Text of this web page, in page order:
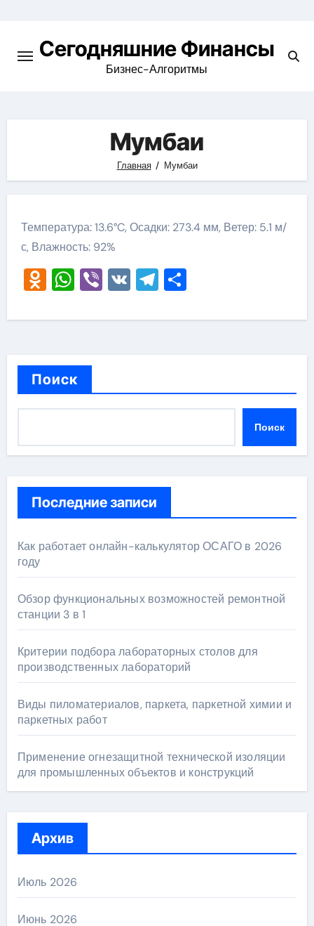
содержимомуСегодняшние Финансы
Бизнес-Алгоритмы
Мумбаи
Главная Мумбаи
Температура: 13.6°C, Осадки: 273.4 мм, Ветер: 5.1 м/
с, Влажность: 92%
Odnoklassniki
WhatsApp
Viber
VKTelegram
Отправить
Поиск
Поиск
Последние записи
Как работает онлайн-калькулятор ОСАГО в 2026
году
Обзор функциональных возможностей ремонтной
станции 3 в 1
Критерии подбора лабораторных столов для
производственных лабораторий
Виды пиломатериалов, паркета, паркетной химии и
паркетных работ
Применение огнезащитной технической изоляции
для промышленных объектов и конструкций
Архив
Июль 2026
Июнь 2026